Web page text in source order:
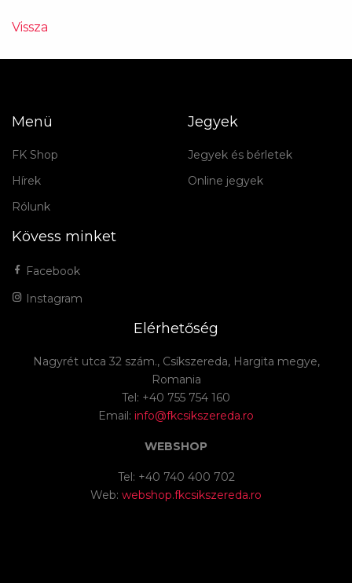
Vissza
Menü
FK Shop
Hírek
Rólunk
Jegyek
Jegyek és bérletek
Online jegyek
Kövess minket
Facebook
Instagram
Elérhetőség
Nagyrét utca 32 szám., Csíkszereda, Hargita megye,
Romania
Tel: +40 755 754 160
Email: info@fkcsikszereda.ro
WEBSHOP
Tel: +40 740 400 702
Web: webshop.fkcsikszereda.ro